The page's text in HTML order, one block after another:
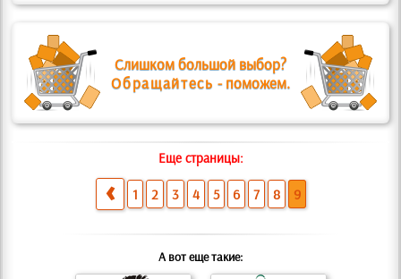
Слишком большой выбор?
Обращайтесь - поможем.
Еще страницы:
1 2 3 4 5 6 7 8 9
А вот еще такие: